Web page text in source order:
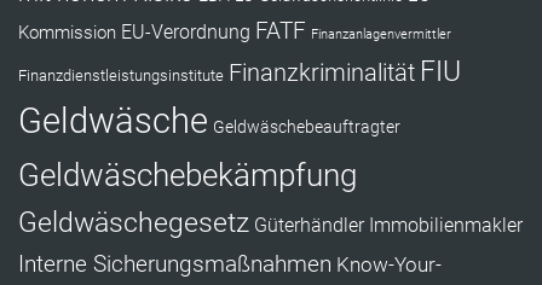
Kommission EU-Verordnung FATF Finanzanlagenvermittler
Finanzdienstleistungsinstitute Finanzkriminalität FIU
Geldwäsche Geldwäschebeauftragter
Geldwäschebekämpfung
Geldwäschegesetz Güterhändler Immobilienmakler
Interne Sicherungsmaßnahmen Know-Your-